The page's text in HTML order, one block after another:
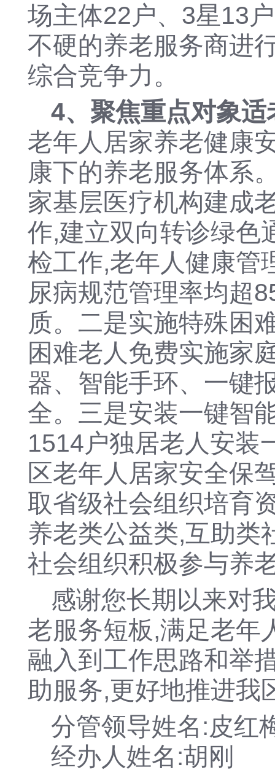
场主体22户、3星13
不硬的养老服务商进
综合竞争力。
4、聚焦重点对象
老年人居家养老健康
康下的养老服务体系
家基层医疗机构建成
作,建立双向转诊绿色
检工作,老年人健康管
尿病规范管理率均超
质。二是实施特殊困
困难老人免费实施家
器、智能手环、一键
全。三是安装一键智
1514户独居老人安装
区老年人居家安全保
取省级社会组织培育
养老类公益类,互助类
社会组织积极参与养
感谢您长期以来对
老服务短板,满足老年
融入到工作思路和举
助服务,更好地推进我
分管领导姓名:皮红
经办人姓名:胡刚